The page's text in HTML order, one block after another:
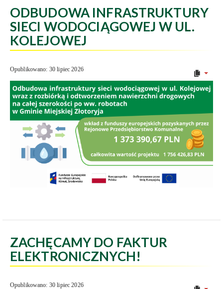
ODBUDOWA INFRASTRUKTURY
SIECI WODOCIĄGOWEJ W UL.
KOLEJOWEJ
Opublikowano: 30 lipiec 2026
ZACHĘCAMY DO FAKTUR
ELEKTRONICZNYCH!
Opublikowano: 30 lipiec 2026